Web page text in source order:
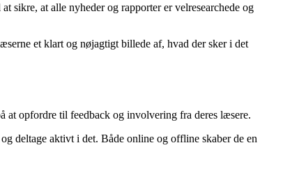
sikre, at alle nyheder og rapporter er velresearchede og
et klart og nøjagtigt billede af, hvad der sker i det
at opfordre til feedback og involvering fra deres læsere.
deltage aktivt i det. Både online og offline skaber de en